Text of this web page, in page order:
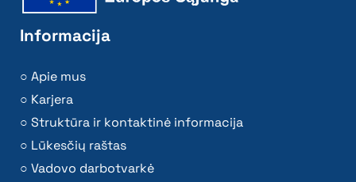
Informacija
Apie mus
Karjera
Struktūra ir kontaktinė informacija
Lūkesčių raštas
Vadovo darbotvarkė